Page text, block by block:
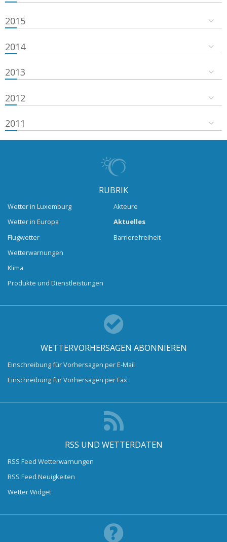
2015
2014
2013
2012
2011
RUBRIK
Wetter in Luxemburg
Wetter in Europa
Flugwetter
Wetterwarnungen
Klima
Produkte und Dienstleistungen
Akteure
Aktuelles
Barrierefreiheit
WETTERVORHERSAGEN ABONNIEREN
Einschreibung für Vorhersagen per E-Mail
Einschreibung für Vorhersagen per Fax
RSS UND WETTERDATEN
RSS Feed Wetterwarnungen
RSS Feed Neuigkeiten
Wetter Widget